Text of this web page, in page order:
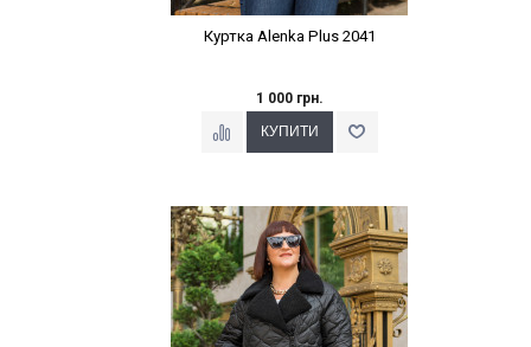
Куртка Alenka Plus 2041
1 000 грн.
Наклейки Варіант з %